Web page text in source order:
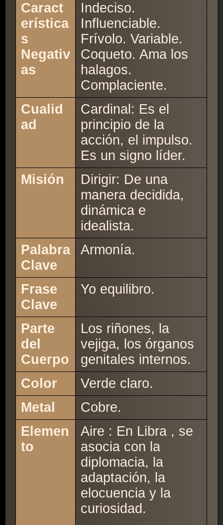
Caract
erística
s
Negativ
as
Indeciso.
Influenciable.
Frívolo. Variable.
Coqueto. Ama los
halagos.
Complaciente.
Cualid
ad
Cardinal: Es el
principio de la
acción, el impulso.
Es un signo líder.
Misión
Dirigir: De una
manera decidida,
dinámica e
idealista.
Palabra
Clave
Armonía.
Frase
Clave
Yo equilibro.
Parte
del
Cuerpo
Los riñones, la
vejiga, los órganos
genitales internos.
Color
Verde claro.
Metal
Cobre.
Elemen
to
Aire : En Libra , se
asocia con la
diplomacia, la
adaptación, la
elocuencia y la
curiosidad.